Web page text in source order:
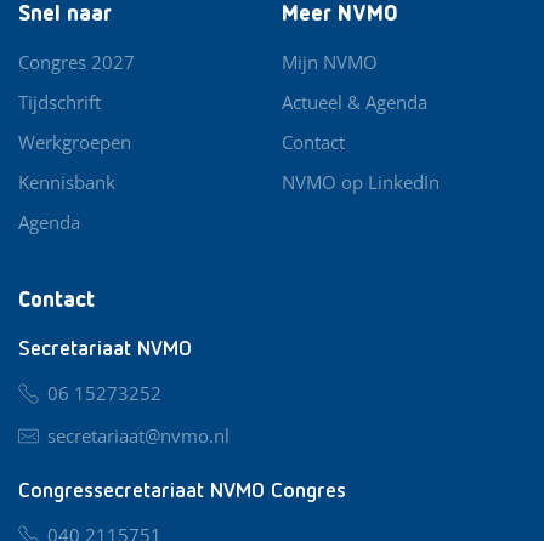
Contact
Secretariaat NVMO
06 15273252
secretariaat@nvmo.nl
Congressecretariaat NVMO Congres
040 2115751
Snel naar
Congres 2027
Tijdschrift
Werkgroepen
Kennisbank
Agenda
Meer NVMO
Mijn NVMO
Actueel & Agenda
Contact
NVMO op LinkedIn